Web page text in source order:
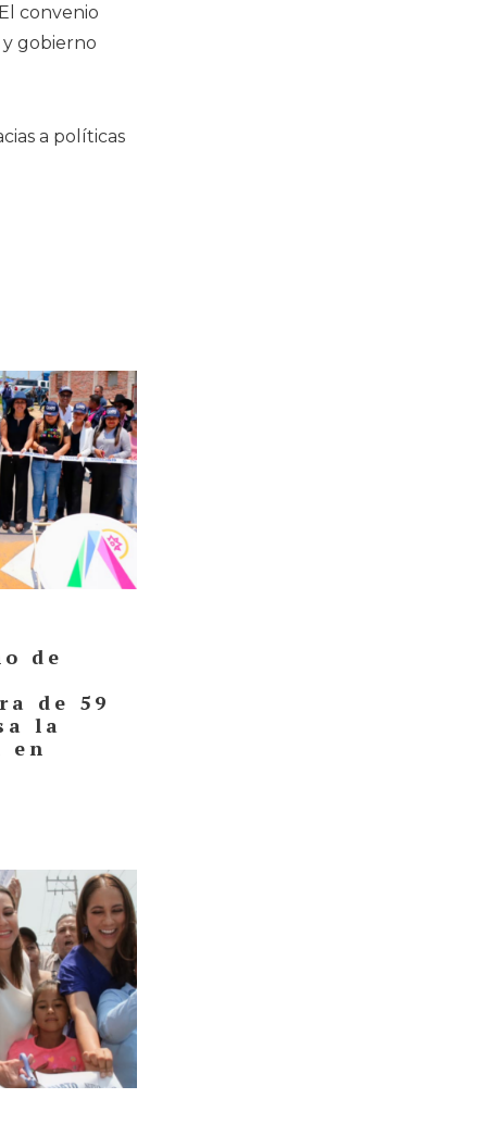
convenio
gobierno
a políticas
de
de 59
la
en